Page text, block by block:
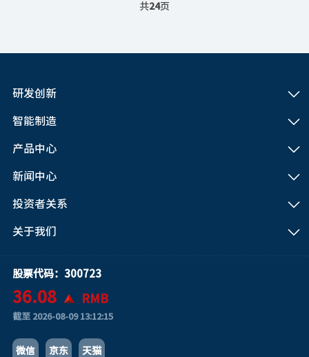
共24页
研发创新
智能制造
产品中心
新闻中心
投资者关系
关于我们
股票代码：300723
36.08 RMB
截至 2026-08-09 13:12:15
微信 京东 天猫